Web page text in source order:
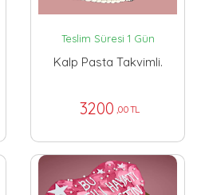
Teslim Süresi 1 Gün
Kalp Pasta Takvimli.
3200 ,00 TL